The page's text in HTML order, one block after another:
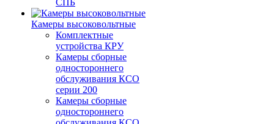
СПБ
Камеры высоковольтные
Комплектные
устройства КРУ
Камеры сборные
одностороннего
обслуживания КСО
серии 200
Камеры сборные
одностороннего